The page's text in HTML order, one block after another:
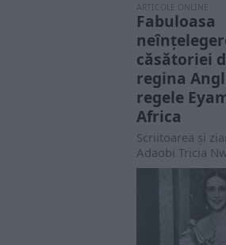
ARTICOLE ONLINE
Fabuloasa
căsătoriei
regina
regele
Africa
Scriitoarea și
Adaobi Tricia
invitată la BBC
prezenta noua